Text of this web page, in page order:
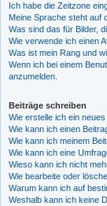
Ich habe die Zeitzone
Meine Sprache steht auf
Was sind das für Bilder,
Wie verwende ich einen
Was ist mein Rang und
Wenn ich bei einem
anzumelden.
Beiträge schreiben
Wie erstelle ich ein
Wie kann ich einen
Wie kann ich meinem
Wie kann ich eine
Wieso kann ich nicht
Wie bearbeite oder
Warum kann ich auf
Weshalb kann ich keine